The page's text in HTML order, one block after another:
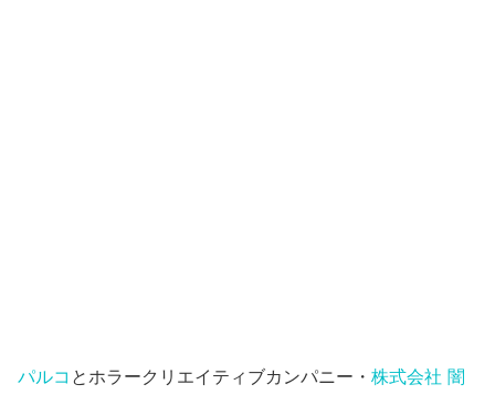
パルコ とホラークリエイティブカンパニー・ 株式会社 闇